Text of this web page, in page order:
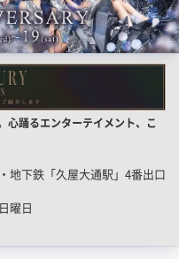
心踊るエンターテイメント、こ
地下鉄「久屋大通駅」4番出口
日曜日